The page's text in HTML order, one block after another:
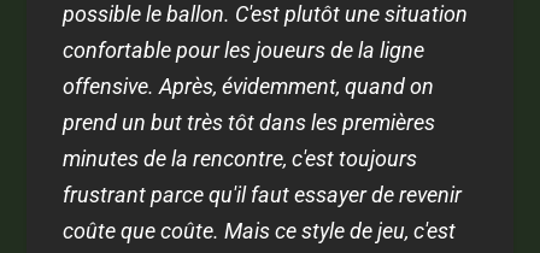
possible le ballon. C'est plutôt une situation
confortable pour les joueurs de la ligne
offensive. Après, évidemment, quand on
prend un but très tôt dans les premières
minutes de la rencontre, c'est toujours
frustrant parce qu'il faut essayer de revenir
coûte que coûte. Mais ce style de jeu, c'est